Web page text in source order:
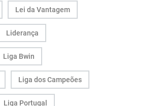
Lei da Vantagem
Liderança
Liga Bwin
Liga dos Campeões
Liga Portugal